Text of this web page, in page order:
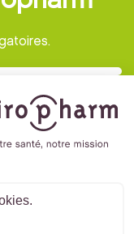
légales